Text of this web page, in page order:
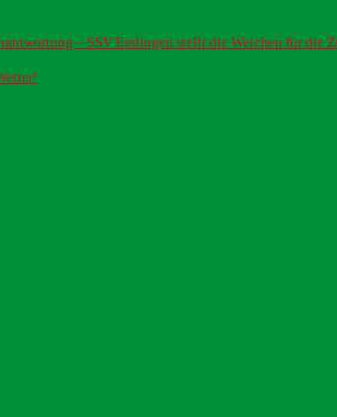
– SSV Esslingen stellt die Weichen für die